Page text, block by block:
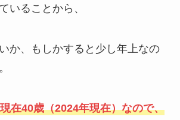
いることから、
か、もしかすると少し年上なの
在40歳（2024年現在）なので、